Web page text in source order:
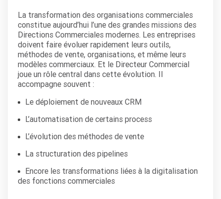
La transformation des organisations commerciales
constitue aujourd’hui l’une des grandes missions des
Directions Commerciales modernes. Les entreprises
doivent faire évoluer rapidement leurs outils,
méthodes de vente, organisations, et même leurs
modèles commerciaux. Et le Directeur Commercial
joue un rôle central dans cette évolution. Il
accompagne souvent :
Le déploiement de nouveaux CRM
L’automatisation de certains process
L’évolution des méthodes de vente
La structuration des pipelines
Encore les transformations liées à la digitalisation
des fonctions commerciales